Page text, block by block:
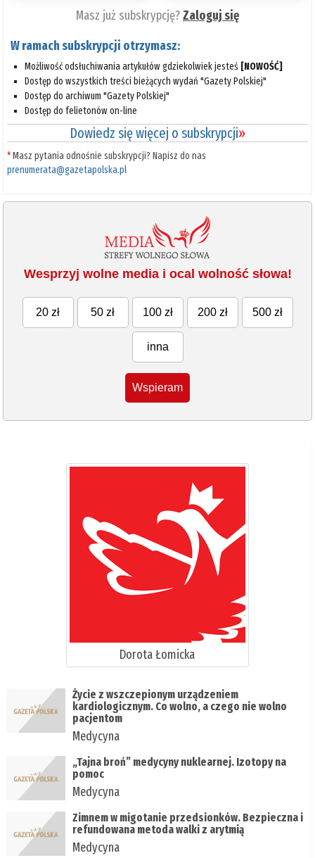
Masz już subskrypcję?Zaloguj się
W ramach subskrypcji otrzymasz:
Możliwość odsłuchiwania artykułów gdziekolwiek jesteś [NOWOŚĆ]
Dostęp do wszystkich treści bieżących wydań "Gazety Polskiej"
Dostęp do archiwum "Gazety Polskiej"
Dostęp do felietonów on-line
Dowiedz się więcej o subskrypcji»
*Masz pytania odnośnie subskrypcji? Napisz do nas
prenumerata@gazetapolska.pl
Wesprzyj wolne media i ocal wolność słowa!
20 zł 50 zł 100 zł 200 zł 500 zł
inna
Wspieram
Dorota Łomicka
Życie z wszczepionym urządzeniem
kardiologicznym. Co wolno, a czego nie wolno
pacjentom
Medycyna
„Tajna broń” medycyny nuklearnej. Izotopy na
pomoc
Medycyna
Zimnem w migotanie przedsionków. Bezpieczna i
refundowana metoda walki z arytmią
Medycyna